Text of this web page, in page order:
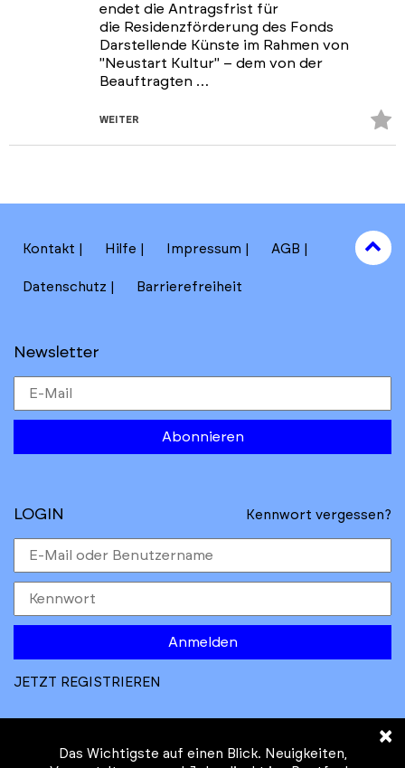
endet die Antragsfrist für
die Residenzförderung des Fonds
Darstellende Künste im Rahmen von
"Neustart Kultur" – dem von der
Beauftragten …
WEITER
Kontakt Hilfe Impressum AGB
Datenschutz Barrierefreiheit
Newsletter
Abonnieren
to
top
LOGIN Kennwort vergessen?
Anmelden
JETZT REGISTRIEREN
×
Das Wichtigste auf einen Blick. Neuigkeiten,